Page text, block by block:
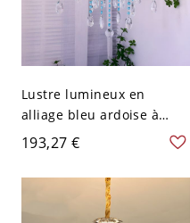
Lustre lumineux en
alliage bleu ardoise à
4/6/8 lumières, hauteur
réglable - 4 110 V-120 V
193,27 €